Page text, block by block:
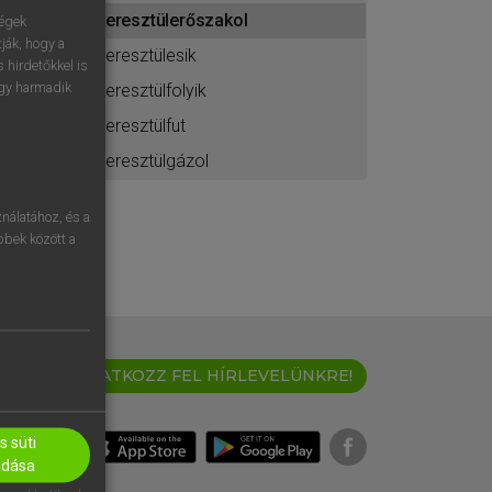
keresztülerőszakol
keresztülesik
keresztülfolyik
keresztülfut
keresztülgázol
IRATKOZZ FEL HÍRLEVELÜNKRE!
hogy a
hirdetőkkel is
harmadik
és a
között a
süti